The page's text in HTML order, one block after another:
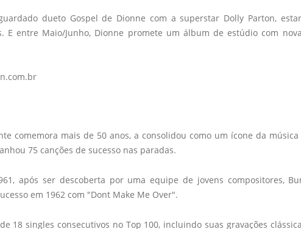
dueto Gospel de Dionne com a superstar Dolly Parton,
E entre Maio/Junho, Dionne promete um álbum de estúdio com
comemora mais de 50 anos, a consolidou como um ícone da música
75 canções de sucesso nas paradas.
após ser descoberta por uma equipe de jovens compositores,
em 1962 com "Dont Make Me Over".
18 singles consecutivos no Top 100, incluindo suas gravações